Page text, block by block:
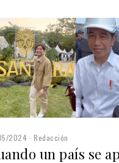
2024 Redacción
un país se